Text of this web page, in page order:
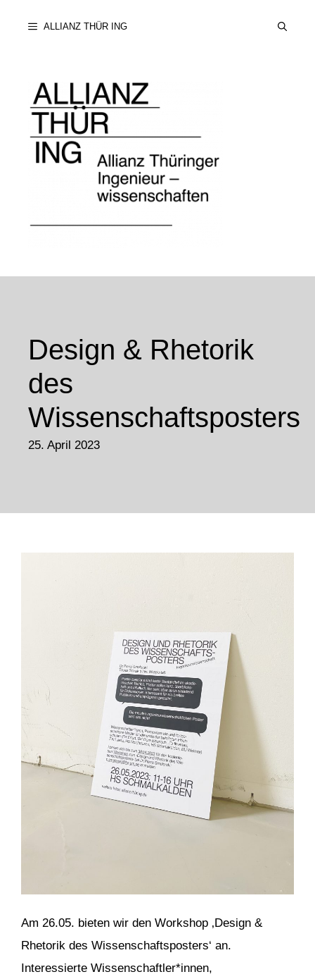
ALLIANZ THÜR ING
Design & Rhetorik
des
Wissenschaftsposters
25. April 2023
Am 26.05. bieten wir den Workshop ‚Design &
Rhetorik des Wissenschaftsposters‘ an.
Interessierte Wissenschaftler*innen,